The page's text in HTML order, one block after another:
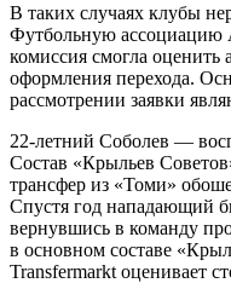
В таких случаях клубы
Футбольную ассоциацию
комиссия смогла оценить
оформления перехода.
рассмотрении заявки
22-летний Соболев —
Состав «Крыльев
трансфер из «Томи»
Спустя год нападающий
вернувшись в команду
в основном составе
Transfermarkt оценивает